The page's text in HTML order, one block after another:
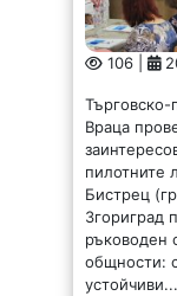
106 |
Враца
пилотните
Бистрец
Згориград
ръководен
общности:
устойчиви...